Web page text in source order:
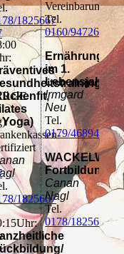
1825667
1825667
Vereinbarung
Tel.
0160/94726413
Ernährung
im 1.
Lebensjahr
Irmgard
Neu
Tel.
0179/4689466
Fortbildung
Canan
Nagl
Tel.
0178/1825667